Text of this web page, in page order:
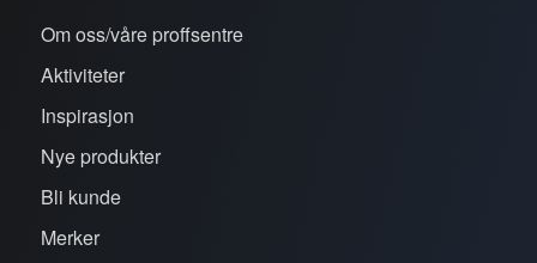
Om oss/våre proffsentre
Aktiviteter
Inspirasjon
Nye produkter
Bli kunde
Merker